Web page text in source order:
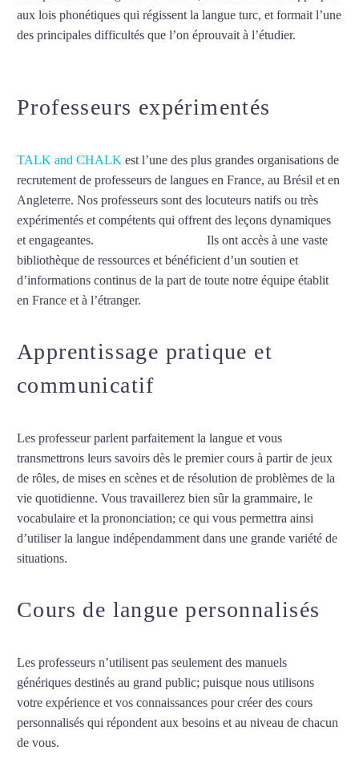
aux lois phonétiques qui régissent la langue turc, et formait l’une
des principales difficultés que l’on éprouvait à l’étudier.
Professeurs expérimentés
TALK and CHALK est l’une des plus grandes organisations de
recrutement de professeurs de langues en France, au Brésil et en
Angleterre. Nos professeurs sont des locuteurs natifs ou très
expérimentés et compétents qui offrent des leçons dynamiques
et engageantes.
Ils ont accès à une vaste
bibliothèque de ressources et bénéficient d’un soutien et
d’informations continus de la part de toute notre équipe établit
en France et à l’étranger.
Apprentissage pratique et
communicatif
Les professeur parlent parfaitement la langue et vous
transmettrons leurs savoirs dès le premier cours à partir de jeux
de rôles, de mises en scènes et de résolution de problèmes de la
vie quotidienne. Vous travaillerez bien sûr la grammaire, le
vocabulaire et la prononciation; ce qui vous permettra ainsi
d’utiliser la langue indépendamment dans une grande variété de
situations.
Cours de langue personnalisés
Les professeurs n’utilisent pas seulement des manuels
génériques destinés au grand public; puisque nous utilisons
votre expérience et vos connaissances pour créer des cours
personnalisés qui répondent aux besoins et au niveau de chacun
de vous.